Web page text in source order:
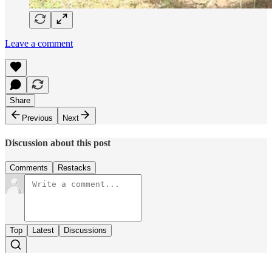
Leave a comment
Share
Previous
Next
Discussion about this post
Comments Restacks
Top Latest Discussions